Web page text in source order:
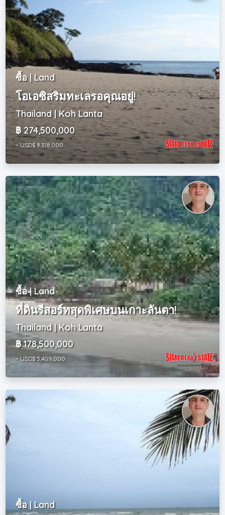
ซื้อ | Land
โอเอซิสริมทะเลรอคุณอยู่!
Thailand | Koh Lanta
฿ 274,500,000
~ USD$ 8,318,000
ซื้อ | Land
ที่ดินรีสอร์ทสุดพิเศษบนเกาะลันตา!
Thailand | Koh Lanta
฿ 178,500,000
~ USD$ 5,409,000
ซื้อ | Land